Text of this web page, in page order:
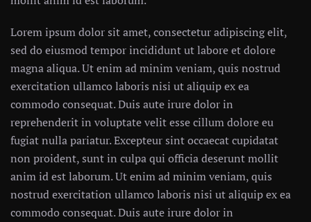
Lorem ipsum dolor sit amet, consectetur adipiscing elit,
sed do eiusmod tempor incididunt ut labore et dolore
magna aliqua. Ut enim ad minim veniam, quis nostrud
exercitation ullamco laboris nisi ut aliquip ex ea
commodo consequat. Duis aute irure dolor in
reprehenderit in voluptate velit esse cillum dolore eu
fugiat nulla pariatur. Excepteur sint occaecat cupidatat
non proident, sunt in culpa qui officia deserunt mollit
anim id est laborum. Ut enim ad minim veniam, quis
nostrud exercitation ullamco laboris nisi ut aliquip ex ea
commodo consequat. Duis aute irure dolor in